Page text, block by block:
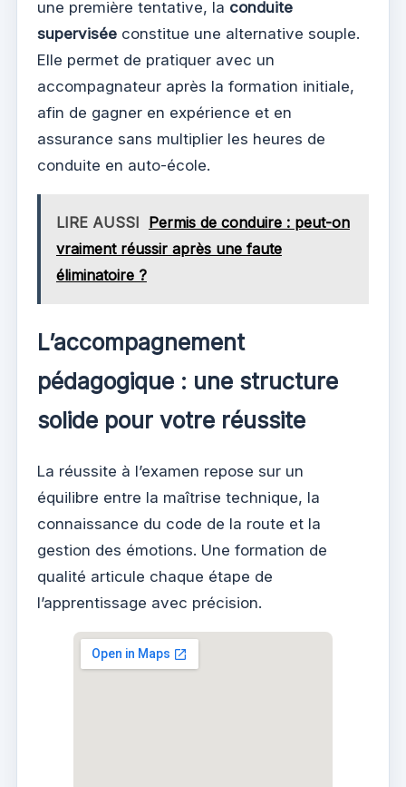
une première tentative, la conduite
supervisée constitue une alternative souple.
Elle permet de pratiquer avec un
accompagnateur après la formation initiale,
afin de gagner en expérience et en
assurance sans multiplier les heures de
conduite en auto-école.
LIRE AUSSI Permis de conduire : peut-on
vraiment réussir après une faute
éliminatoire ?
L’accompagnement
pédagogique : une structure
solide pour votre réussite
La réussite à l’examen repose sur un
équilibre entre la maîtrise technique, la
connaissance du code de la route et la
gestion des émotions. Une formation de
qualité articule chaque étape de
l’apprentissage avec précision.